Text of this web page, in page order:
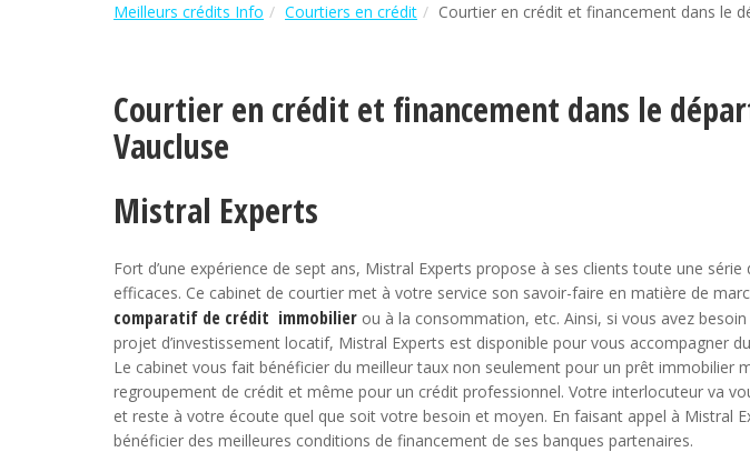
Meilleurs crédits Info Courtiers en crédit Courtier en crédit et financement dans le
Courtier en crédit et financement dans le
Vaucluse
Mistral Experts
Fort d’une expérience de sept ans, Mistral Experts propose à ses clients toute une
efficaces. Ce cabinet de courtier met à votre service son savoir-faire en matière de
comparatif de crédit immobilier ou à la consommation, etc. Ainsi, si vous avez
projet d’investissement locatif, Mistral Experts est disponible pour vous accompagner
Le cabinet vous fait bénéficier du meilleur taux non seulement pour un prêt immobilier
regroupement de crédit et même pour un crédit professionnel. Votre interlocuteur va
et reste à votre écoute quel que soit votre besoin et moyen. En faisant appel à Mistral
bénéficier des meilleures conditions de financement de ses banques partenaires.